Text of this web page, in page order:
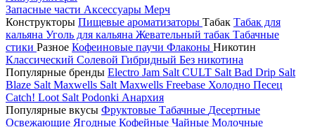
Запасные части Аксессуары Мерч
Конструкторы Пищевые ароматизаторы Табак Табак для
кальяна Уголь для кальяна Жевательный табак Табачные
стики Разное Кофеиновые паучи Флаконы Никотин
Классический Солевой Гибридный Без никотина
Популярные бренды Electro Jam Salt CULT Salt Bad Drip Salt
Blaze Salt Maxwells Salt Maxwells Freebase Холодно Песец
Catch! Loot Salt Podonki Анархия
Популярные вкусы Фруктовые Табачные Десертные
Освежающие Ягодные Кофейные Чайные Молочные